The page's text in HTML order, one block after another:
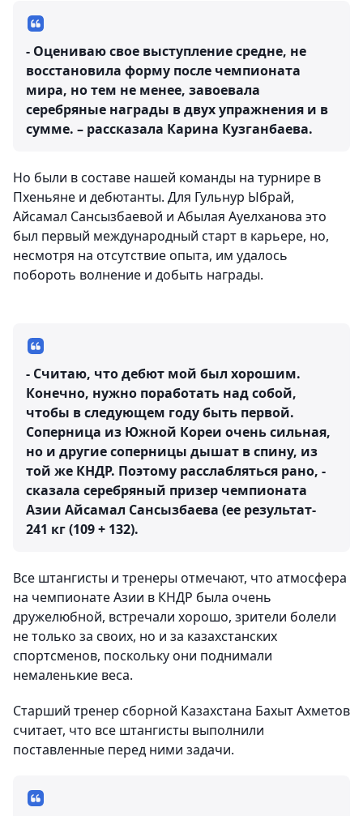
- Оцениваю свое выступление средне, не
восстановила форму после чемпионата
мира, но тем не менее, завоевала
серебряные награды в двух упражнения и в
сумме. – рассказала Карина Кузганбаева.
Но были в составе нашей команды на турнире в
Пхеньяне и дебютанты. Для Гульнур Ыбрай,
Айсамал Сансызбаевой и Абылая Ауелханова это
был первый международный старт в карьере, но,
несмотря на отсутствие опыта, им удалось
побороть волнение и добыть награды.
- Считаю, что дебют мой был хорошим.
Конечно, нужно поработать над собой,
чтобы в следующем году быть первой.
Соперница из Южной Кореи очень сильная,
но и другие соперницы дышат в спину, из
той же КНДР. Поэтому расслабляться рано, -
сказала серебряный призер чемпионата
Азии Айсамал Сансызбаева (ее результат-
241 кг (109 + 132).
Все штангисты и тренеры отмечают, что атмосфера
на чемпионате Азии в КНДР была очень
дружелюбной, встречали хорошо, зрители болели
не только за своих, но и за казахстанских
спортсменов, поскольку они поднимали
немаленькие веса.
Старший тренер сборной Казахстана Бахыт Ахметов
считает, что все штангисты выполнили
поставленные перед ними задачи.